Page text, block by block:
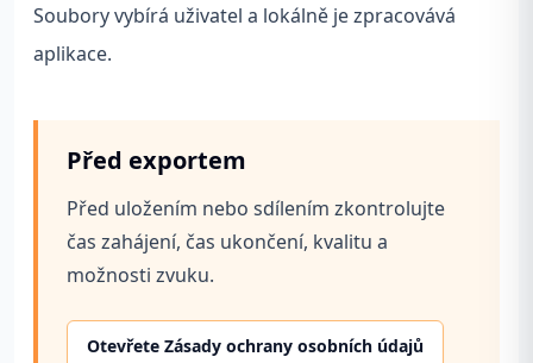
Soubory vybírá uživatel a lokálně je zpracovává
aplikace.
Před exportem
Před uložením nebo sdílením zkontrolujte
čas zahájení, čas ukončení, kvalitu a
možnosti zvuku.
Otevřete Zásady ochrany osobních údajů